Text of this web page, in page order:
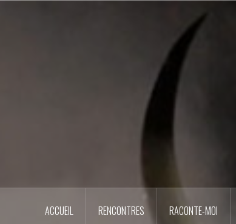
ACCUEIL RENCONTRES RACONTE-MOI